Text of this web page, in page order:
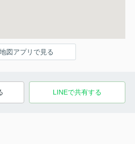
地図アプリで見る
LINEで共有する